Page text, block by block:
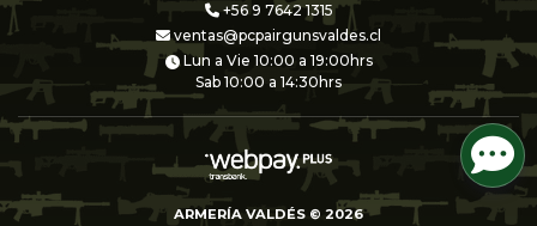
+56 9 7642 1315
ventas@pcpairgunsvaldes.cl
Lun a Vie 10:00 a 19:00hrs
Sab 10:00 a 14:30hrs
ARMERÍA VALDÉS © 2026